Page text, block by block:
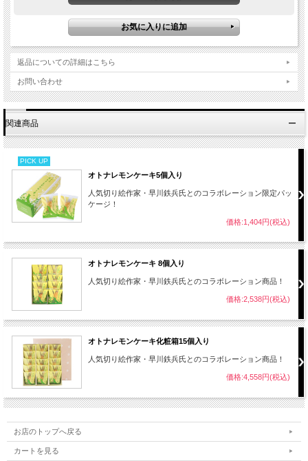
返品についての詳細はこちら
お問い合わせ
関連商品
PICK UP
オトナレモンケーキ5個入り
人気切り絵作家・早川鉄兵氏とのコラボレーション限定パッ
ケージ！
価格:1,404円(税込)
オトナレモンケーキ 8個入り
人気切り絵作家・早川鉄兵氏とのコラボレーション商品！
価格:2,538円(税込)
オトナレモンケーキ化粧箱15個入り
人気切り絵作家・早川鉄兵氏とのコラボレーション商品！
価格:4,558円(税込)
お店のトップへ戻る
カートを見る